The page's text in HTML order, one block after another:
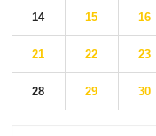
14 15 16
21 22 23
28 29 30